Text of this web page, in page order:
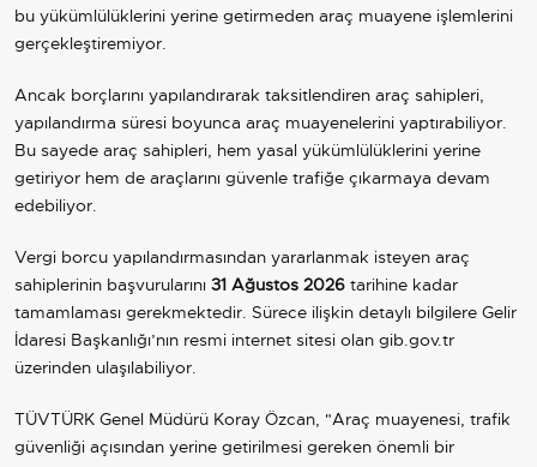
bu yükümlülüklerini yerine getirmeden araç muayene işlemlerini
gerçekleştiremiyor.
Ancak borçlarını yapılandırarak taksitlendiren araç sahipleri,
yapılandırma süresi boyunca araç muayenelerini yaptırabiliyor.
Bu sayede araç sahipleri, hem yasal yükümlülüklerini yerine
getiriyor hem de araçlarını güvenle trafiğe çıkarmaya devam
edebiliyor.
Vergi borcu yapılandırmasından yararlanmak isteyen araç
sahiplerinin başvurularını 31 Ağustos 2026 tarihine kadar
tamamlaması gerekmektedir. Sürece ilişkin detaylı bilgilere Gelir
İdaresi Başkanlığı’nın resmi internet sitesi olan gib.gov.tr
üzerinden ulaşılabiliyor.
TÜVTÜRK Genel Müdürü Koray Özcan, "Araç muayenesi, trafik
güvenliği açısından yerine getirilmesi gereken önemli bir